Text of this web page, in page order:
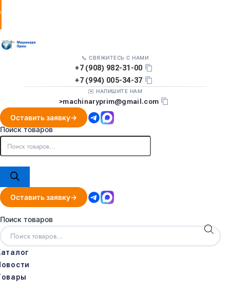
заявку
📞 СВЯЖИТЕСЬ С НАМИ
+7 (908) 982-31-00
+7 (994) 005-34-37
✉️ НАПИШИТЕ НАМ
>machinaryprim@gmail.com
Оставить заявку
Поиск товаров
Оставить заявку
Поиск товаров